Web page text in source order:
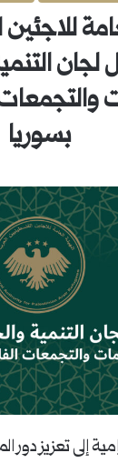
بسوريا
إلى تعزيز دور